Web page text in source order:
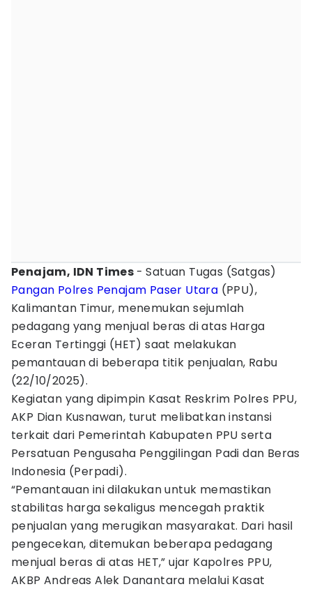
Penajam, IDN Times - Satuan Tugas (Satgas)
Pangan Polres Penajam Paser Utara (PPU),
Kalimantan Timur, menemukan sejumlah
pedagang yang menjual beras di atas Harga
Eceran Tertinggi (HET) saat melakukan
pemantauan di beberapa titik penjualan, Rabu
(22/10/2025).
Kegiatan yang dipimpin Kasat Reskrim Polres PPU,
AKP Dian Kusnawan, turut melibatkan instansi
terkait dari Pemerintah Kabupaten PPU serta
Persatuan Pengusaha Penggilingan Padi dan Beras
Indonesia (Perpadi).
“Pemantauan ini dilakukan untuk memastikan
stabilitas harga sekaligus mencegah praktik
penjualan yang merugikan masyarakat. Dari hasil
pengecekan, ditemukan beberapa pedagang
menjual beras di atas HET,” ujar Kapolres PPU,
AKBP Andreas Alek Danantara melalui Kasat